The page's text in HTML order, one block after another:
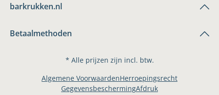
barkrukken.nl
Betaalmethoden
* Alle prijzen zijn incl. btw.
Algemene VoorwaardenHerroepingsrecht
GegevensbeschermingAfdruk